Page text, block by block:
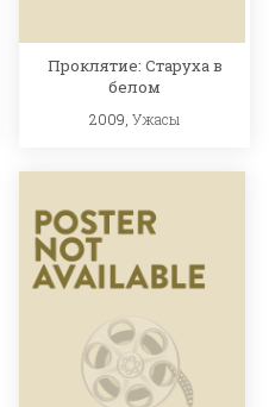
Проклятие: Старуха в
белом
2009,Ужасы